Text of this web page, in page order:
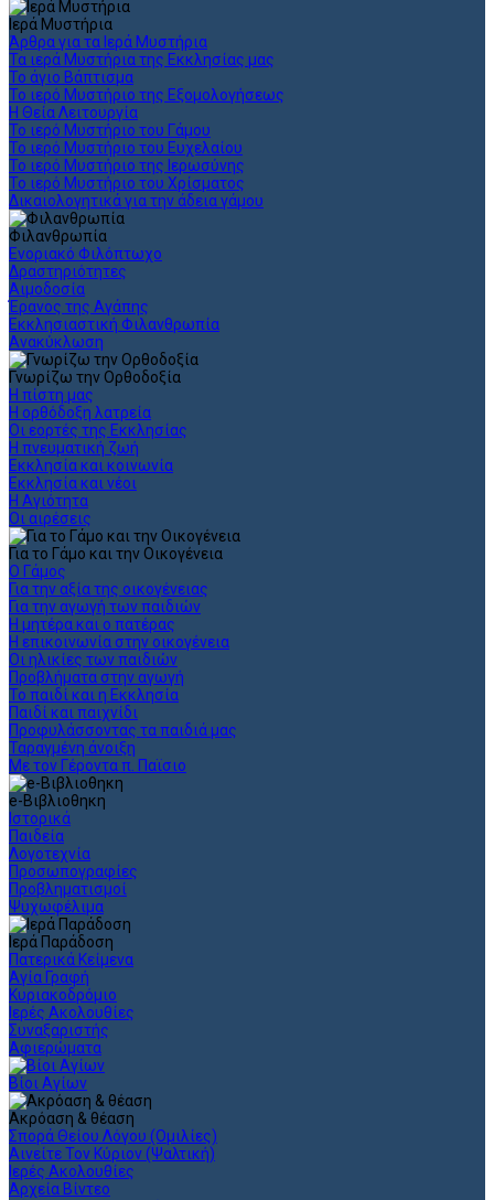
Ιερά Μυστήρια
Άρθρα για τα Ιερά Μυστήρια
Τα ιερά Μυστήρια της Εκκλησίας μας
Το άγιο Βάπτισμα
Το ιερό Μυστήριο της Εξομολογήσεως
Η Θεία Λειτουργία
Το ιερό Μυστήριο του Γάμου
Το ιερό Μυστήριο του Ευχελαίου
Το ιερό Μυστήριο της Ιερωσύνης
Το ιερό Μυστήριο του Χρίσματος
Δικαιολογητικά για την άδεια γάμου
Φιλανθρωπία
Ενοριακό Φιλόπτωχο
Δραστηριότητες
Αιμοδοσία
Έρανος της Αγάπης
Εκκλησιαστική Φιλανθρωπία
Ανακύκλωση
Γνωρίζω την Ορθοδοξία
Η πίστη μας
Η ορθόδοξη λατρεία
Οι εορτές της Εκκλησίας
Η πνευματική ζωή
Εκκλησία και κοινωνία
Εκκλησία και νέοι
Η Αγιότητα
Οι αιρέσεις
Για το Γάμο και την Οικογένεια
Ο Γάμος
Για την αξία της οικογένειας
Για την αγωγή των παιδιών
Η μητέρα και ο πατέρας
Η επικοινωνία στην οικογένεια
Οι ηλικίες των παιδιών
Προβλήματα στην αγωγή
Το παιδί και η Εκκλησία
Παιδί και παιχνίδι
Προφυλάσσοντας τα παιδιά μας
Ταραγμένη άνοιξη
Με τον Γέροντα π. Παϊσιο
e-Βιβλιοθηκη
Ιστορικά
Παιδεία
Λογοτεχνία
Προσωπογραφίες
Προβληματισμοί
Ψυχωφέλιμα
Ιερά Παράδοση
Πατερικά Κείμενα
Αγία Γραφή
Κυριακοδρόμιο
Ιερές Ακολουθίες
Συναξαριστής
Αφιερώματα
Βίοι Αγίων
Ακρόαση & θέαση
Σπορά Θείου Λόγου (Ομιλίες)
Αινείτε Τον Κύριον (Ψαλτική)
Ιερές Ακολουθίες
Αρχεία Βίντεο